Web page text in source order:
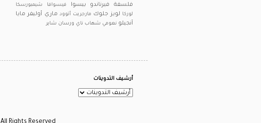
فلسفة فيرناندو بيسوا
فيسوافا شيمبورسكا
لوركا لويز جلوك مارجريت أتوود ماري أوليفر مايا
آنجيلو نعومي شهاب ناي ورسان شاير
أرشيف التدوينات